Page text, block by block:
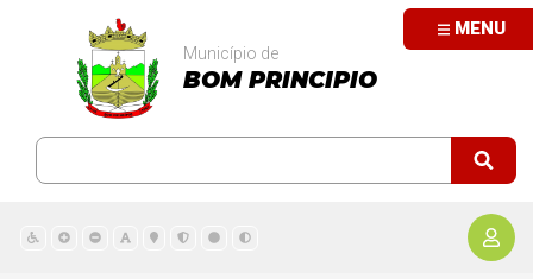
MENU
Município de
BOM PRINCIPIO